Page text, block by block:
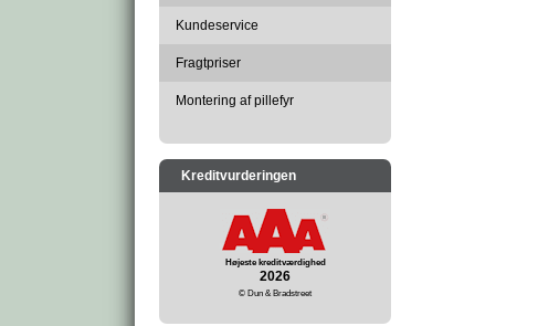
Kundeservice
Fragtpriser
Montering af pillefyr
Kreditvurderingen
Højeste kreditværdighed
2026
© Dun & Bradstreet